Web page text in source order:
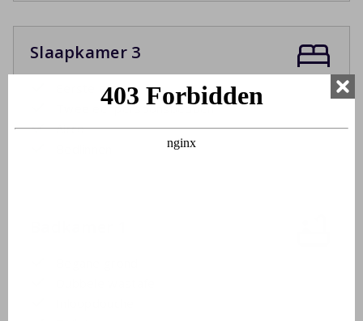
Slaapkamer 3
Eerste etage
Twee eenpersoonsbedden
Airco